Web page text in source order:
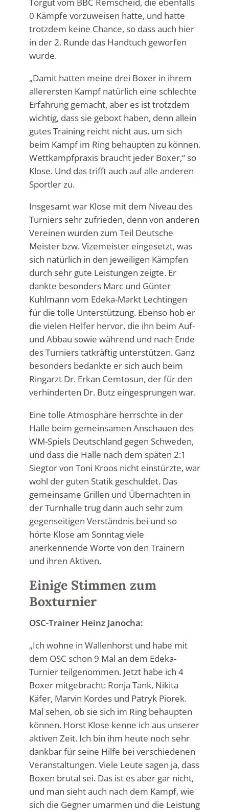
0 Kämpfe vorzuweisen hatte, und hatte
trotzdem keine Chance, so dass auch hier
in der 2. Runde das Handtuch geworfen
wurde.
„Damit hatten meine drei Boxer in ihrem
allerersten Kampf natürlich eine schlechte
Erfahrung gemacht, aber es ist trotzdem
wichtig, dass sie geboxt haben, denn allein
gutes Training reicht nicht aus, um sich
beim Kampf im Ring behaupten zu können.
Wettkampfpraxis braucht jeder Boxer,“ so
Klose. Und das trifft auch auf alle anderen
Sportler zu.
Insgesamt war Klose mit dem Niveau des
Turniers sehr zufrieden, denn von anderen
Vereinen wurden zum Teil Deutsche
Meister bzw. Vizemeister eingesetzt, was
sich natürlich in den jeweiligen Kämpfen
durch sehr gute Leistungen zeigte. Er
dankte besonders Marc und Günter
Kuhlmann vom Edeka-Markt Lechtingen
für die tolle Unterstützung. Ebenso hob er
die vielen Helfer hervor, die ihn beim Auf-
und Abbau sowie während und nach Ende
des Turniers tatkräftig unterstützen. Ganz
besonders bedankte er sich auch beim
Ringarzt Dr. Erkan Cemtosun, der für den
verhinderten Dr. Butz eingesprungen war.
Eine tolle Atmosphäre herrschte in der
Halle beim gemeinsamen Anschauen des
WM-Spiels Deutschland gegen Schweden,
und dass die Halle nach dem späten 2:1
Siegtor von Toni Kroos nicht einstürzte, war
wohl der guten Statik geschuldet. Das
gemeinsame Grillen und Übernachten in
der Turnhalle trug dann auch sehr zum
gegenseitigen Verständnis bei und so
hörte Klose am Sonntag viele
anerkennende Worte von den Trainern
und ihren Aktiven.
Einige Stimmen zum
Boxturnier
OSC-Trainer Heinz Janocha:
„Ich wohne in Wallenhorst und habe mit
dem OSC schon 9 Mal an dem Edeka-
Turnier teilgenommen. Jetzt habe ich 4
Boxer mitgebracht: Ronja Tank, Nikita
Käfer, Marvin Kordes und Patryk Piorek.
Mal sehen, ob sie sich im Ring behaupten
können. Horst Klose kenne ich aus unserer
aktiven Zeit. Ich bin ihm heute noch sehr
dankbar für seine Hilfe bei verschiedenen
Veranstaltungen. Viele Leute sagen ja, dass
Boxen brutal sei. Das ist es aber gar nicht,
und man sieht auch nach dem Kampf, wie
sich die Gegner umarmen und die Leistung